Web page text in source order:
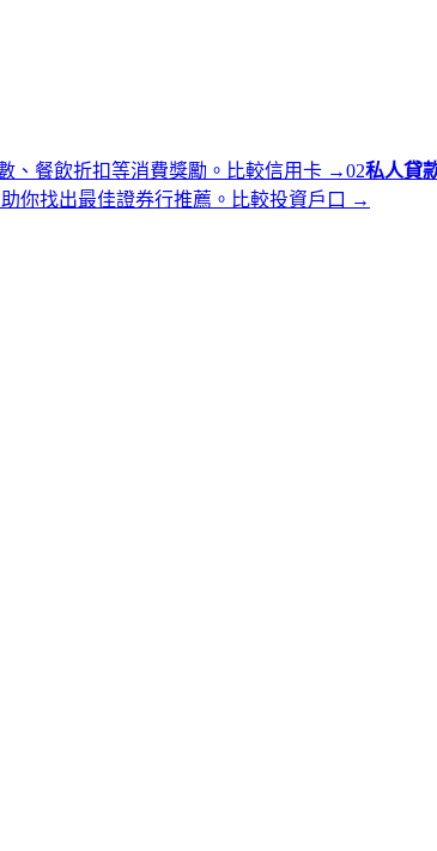
、餐飲折扣等消費獎勵。 比較信用卡 →02私人貸
你找出最佳證券行推薦。 比較投資戶口 →